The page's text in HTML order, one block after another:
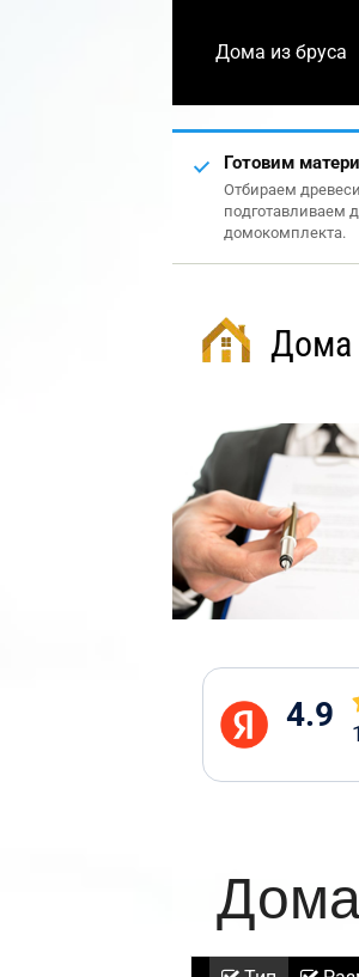
Дома из бруса
Готовим
Отбираем
подготавливаем
домокомплекта.
Дома
4.9